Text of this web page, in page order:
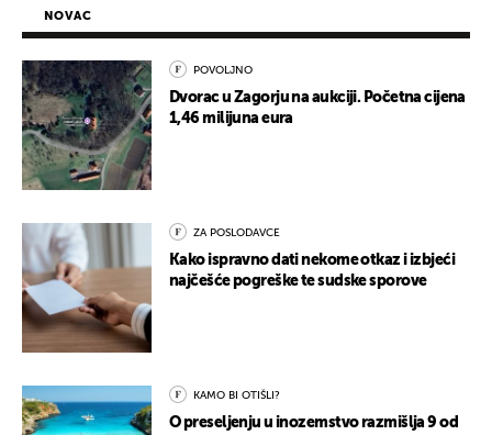
NOVAC
POVOLJNO
Dvorac u Zagorju na aukciji. Početna cijena
1,46 milijuna eura
ZA POSLODAVCE
Kako ispravno dati nekome otkaz i izbjeći
najčešće pogreške te sudske sporove
KAMO BI OTIŠLI?
O preseljenju u inozemstvo razmišlja 9 od